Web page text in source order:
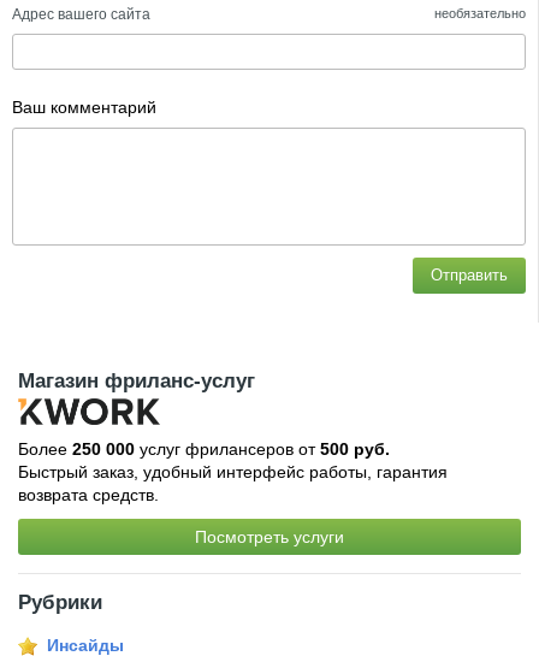
Адрес вашего сайта необязательно
Ваш комментарий
Отправить
Магазин фриланс-услуг
Более 250 000 услуг фрилансеров от500 руб.
Быстрый заказ, удобный интерфейс работы, гарантия
возврата средств.
Посмотреть услуги
Рубрики
Инсайды